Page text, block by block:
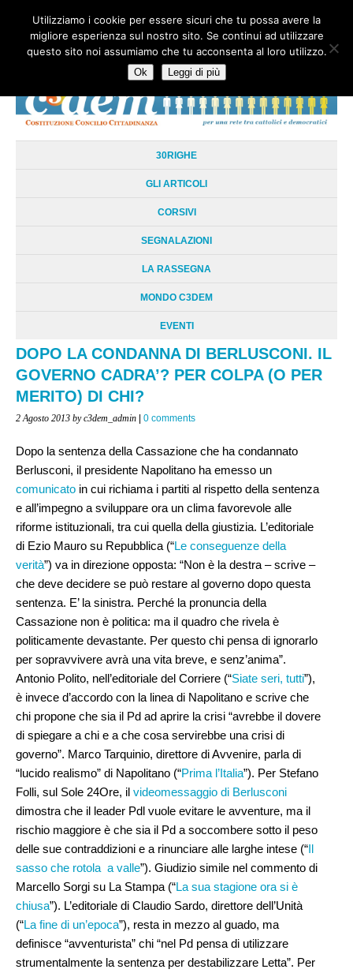
HOME CHI SIAMO LA RETE LE RADICI DOCUMENTAZIONE
AREE TEMATICHE
30RIGHE
GLI ARTICOLI
CORSIVI
SEGNALAZIONI
LA RASSEGNA
MONDO C3DEM
EVENTI
DOPO LA CONDANNA DI BERLUSCONI. IL
GOVERNO CADRA’? PER COLPA (O PER
MERITO) DI CHI?
2 Agosto 2013 by c3dem_admin | 0 comments
Dopo la sentenza della Cassazione che ha condannato
Berlusconi, il presidente Napolitano ha emesso un
comunicato in cui richiama i partiti al rispetto della sentenza
e all’impegno a sviluppare ora un clima favorevole alle
riforme istituzionali, tra cui quella della giustizia. L’editoriale
di Ezio Mauro su Repubblica (“Le conseguenze della
verità”) va in direzione opposta: “Non è la destra – scrive –
che deve decidere se può restare al governo dopo questa
sentenza. E’ la sinistra. Perché la pronuncia della
Cassazione non è politica: ma il quadro che rivela è
politicamente devastante. Per questo chi pensa di ignorarlo
per sopravvivere avrà una vita breve, e senz’anima”.
Antonio Polito, nell’editoriale del Corriere (“Siate seri, tutti”),
è invece d’accordo con la linea di Napolitano e scrive che
chi propone che sia il Pd ad aprire la crisi “avrebbe il dovere
di spiegare a chi e a che cosa servirebbe una crisi di
governo”. Marco Tarquinio, direttore di Avvenire, parla di
“lucido realismo” di Napolitano (“Prima l’Italia”). Per Stefano
Folli, sul Sole 24Ore, il videomessaggio di Berlusconi
dimostra che il leader Pdl vuole evitare le avventure, ma il
rischio maggiore è che sia il Pd a soccombere sotto il peso
delle sue contraddizioni e a rinunciare alle larghe intese (“Il
sasso che rotola a valle”). Giudizio simile nel commento di
Marcello Sorgi su La Stampa (“La sua stagione ora si è
chiusa”). L’editoriale di Claudio Sardo, direttore dell’Unità
(“La fine di un’epoca”), resta in mezzo al guado, ma
definisce “avventurista” chi “nel Pd pensa di utilizzare
strumentalmente la sentenza per destabilizzare Letta”. Per
Utilizziamo i cookie per essere sicuri che tu possa avere la
migliore esperienza sul nostro sito. Se continui ad utilizzare
questo sito noi assumiamo che tu acconsenta al loro utilizzo.
Ok Leggi di più